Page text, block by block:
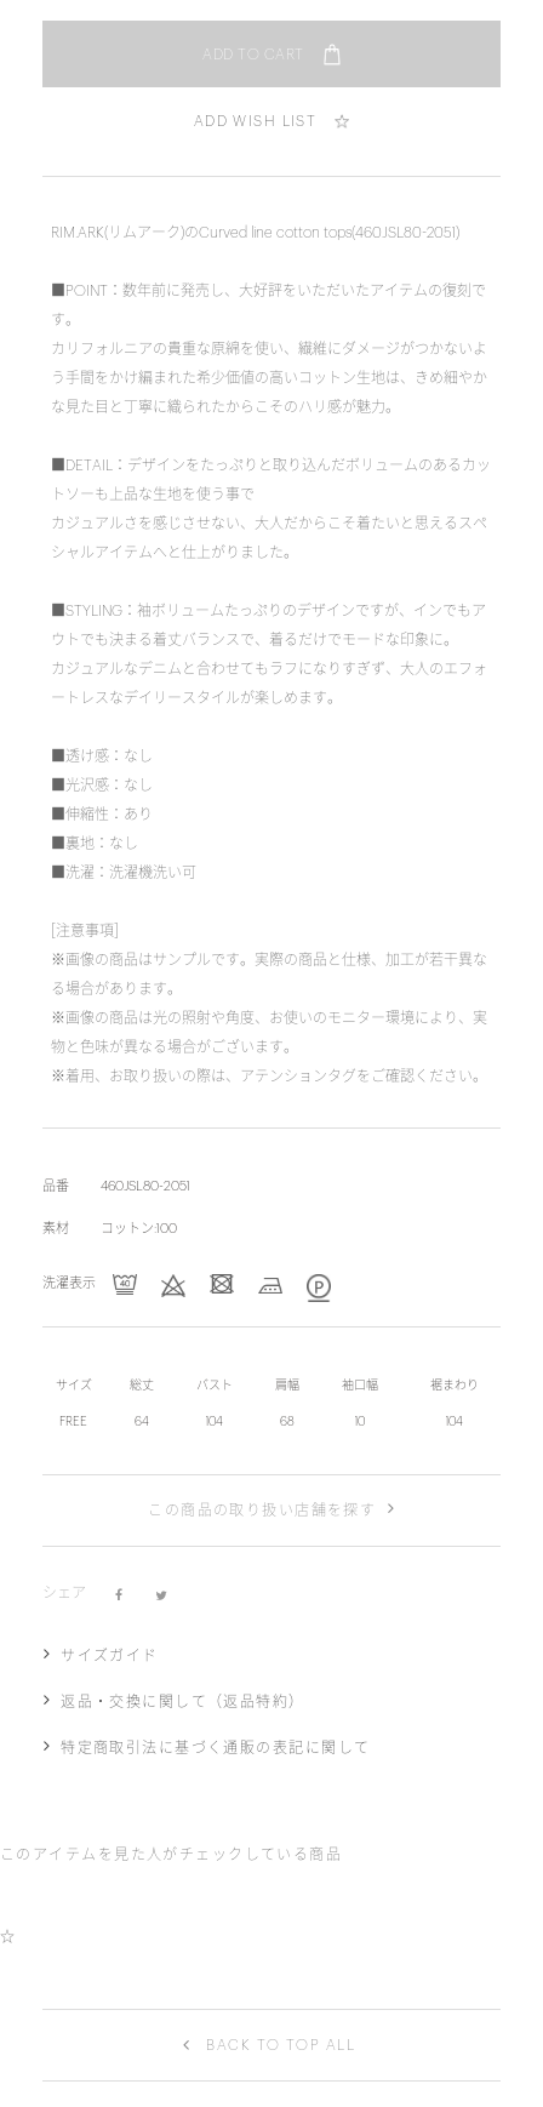
ADD WISH LIST
RIM.ARK(リムアーク)のCurved line cotton tops(460JSL80-2051)
■POINT：数年前に発売し、大好評をいただいたアイテムの復刻で
す。
カリフォルニアの貴重な原綿を使い、繊維にダメージがつかないよ
う手間をかけ編まれた希少価値の高いコットン生地は、きめ細やか
な見た目と丁寧に織られたからこそのハリ感が魅力。
■DETAIL：デザインをたっぷりと取り込んだボリュームのあるカッ
トソーも上品な生地を使う事で
カジュアルさを感じさせない、大人だからこそ着たいと思えるスペ
シャルアイテムへと仕上がりました。
■STYLING：袖ボリュームたっぷりのデザインですが、インでもア
ウトでも決まる着丈バランスで、着るだけでモードな印象に。
カジュアルなデニムと合わせてもラフになりすぎず、大人のエフォ
ートレスなデイリースタイルが楽しめます。
■透け感：なし
■光沢感：なし
■伸縮性：あり
■裏地：なし
■洗濯：洗濯機洗い可
[注意事項]
※画像の商品はサンプルです。実際の商品と仕様、加工が若干異な
る場合があります。
※画像の商品は光の照射や角度、お使いのモニター環境により、実
物と色味が異なる場合がございます。
※着用、お取り扱いの際は、アテンションタグをご確認ください。
品番 460JSL80-2051
素材 コットン:100
洗濯表示
サイズ 総丈 バスト 肩幅 袖口幅 裾まわり
FREE 64 104 68 10 104
この商品の取り扱い店舗を探す
シェア
サイズガイド
返品・交換に関して（返品特約）
特定商取引法に基づく通販の表記に関して
このアイテムを見た人がチェックしている商品
☆
BACK TO TOP ALL